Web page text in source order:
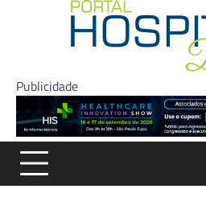
Publicidade